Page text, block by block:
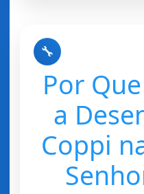
🔧
Por
a
Coppi